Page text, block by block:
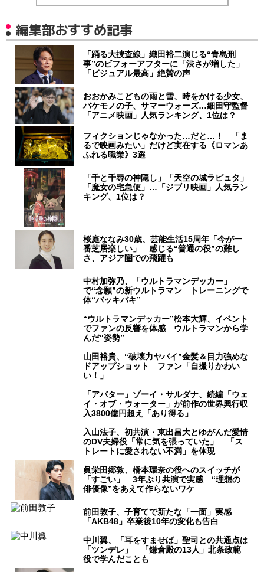
編集部おすすめ記事
「踊る大捜査線」織田裕二演じる“青島刑
事”のビフォーアフターに「渋さが増した」
「ビジュアル最高」絶賛の声
おおかみこどもの雨と雪、時をかける少女、
バケモノの子、サマーウォーズ…細田守監督
「アニメ映画」人気ランキング、1位は？
フィクションじゃなかった…だと…！ 「ま
るで映画みたい」だけど実在する《ロマンあ
ふれる職業》3選
「千と千尋の神隠し」「天空の城ラピュタ」
「魔女の宅急便」…「ジブリ映画」人気ラン
キング、1位は？
桜庭ななみ30歳、芸能生活15周年「今が一
番芝居楽しい」 感じる“普通の役”の難し
さ、アジア圏での飛躍も
中村加弥乃、「ウルトラマンデッカー」
で“念願”の新ウルトラマン トレーニングで
体“バッキバキ”
“ウルトラマンデッカー”松本大輝、イベント
でファンの反響を体感 ウルトラマンから学
んだ“姿勢”
山田裕貴、“破壊力ヤバイ”金髪＆目力強めな
ドアップショット ファン「自撮りかわい
い！」
「アバター」ゾーイ・サルダナ、続編「ウェ
イ・オブ・ウォーター」が前作の世界興行収
入3800億円超え「あり得る」
入山法子、初共演・東出昌大とゆがんだ愛情
のDV夫婦役「常に気を張っていた」 「ス
トレートに愛されない不満」を体現
眞栄田郷敦、橋本環奈の役へのスイッチが
「すごい」 3年ぶり共演で実感 “理想の
俳優像”をあえて作らないワケ
前田敦子、子育てで新たな「一面」実感
「AKB48」卒業後10年の変化も告白
中川翼、「耳をすませば」聖司との共通点は
「ツンデレ」 「鎌倉殿の13人」北条政範
役で学んだことも